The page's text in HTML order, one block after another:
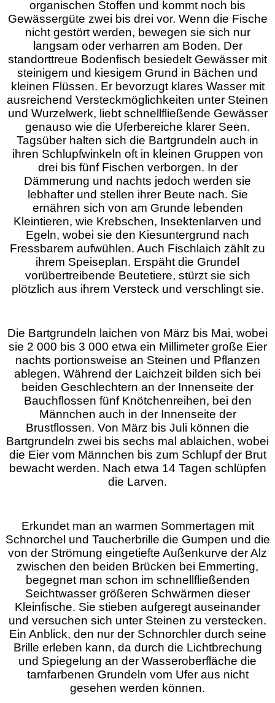
organischen Stoffen und kommt noch bis
Gewässergüte zwei bis drei vor. Wenn die Fische
nicht gestört werden, bewegen sie sich nur
langsam oder verharren am Boden. Der
standorttreue Bodenfisch besiedelt Gewässer mit
steinigem und kiesigem Grund in Bächen und
kleinen Flüssen. Er bevorzugt klares Wasser mit
ausreichend Versteckmöglichkeiten unter Steinen
und Wurzelwerk, liebt schnellfließende Gewässer
genauso wie die Uferbereiche klarer Seen.
Tagsüber halten sich die Bartgrundeln auch in
ihren Schlupfwinkeln oft in kleinen Gruppen von
drei bis fünf Fischen verborgen. In der
Dämmerung und nachts jedoch werden sie
lebhafter und stellen ihrer Beute nach. Sie
ernähren sich von am Grunde lebenden
Kleintieren, wie Krebschen, Insektenlarven und
Egeln, wobei sie den Kiesuntergrund nach
Fressbarem aufwühlen. Auch Fischlaich zählt zu
ihrem Speiseplan. Erspäht die Grundel
vorübertreibende Beutetiere, stürzt sie sich
plötzlich aus ihrem Versteck und verschlingt sie.
Die Bartgrundeln laichen von März bis Mai, wobei
sie 2 000 bis 3 000 etwa ein Millimeter große Eier
nachts portionsweise an Steinen und Pflanzen
ablegen. Während der Laichzeit bilden sich bei
beiden Geschlechtern an der Innenseite der
Bauchflossen fünf Knötchenreihen, bei den
Männchen auch in der Innenseite der
Brustflossen. Von März bis Juli können die
Bartgrundeln zwei bis sechs mal ablaichen, wobei
die Eier vom Männchen bis zum Schlupf der Brut
bewacht werden. Nach etwa 14 Tagen schlüpfen
die Larven.
Erkundet man an warmen Sommertagen mit
Schnorchel und Taucherbrille die Gumpen und die
von der Strömung eingetiefte Außenkurve der Alz
zwischen den beiden Brücken bei Emmerting,
begegnet man schon im schnellfließenden
Seichtwasser größeren Schwärmen dieser
Kleinfische. Sie stieben aufgeregt auseinander
und versuchen sich unter Steinen zu verstecken.
Ein Anblick, den nur der Schnorchler durch seine
Brille erleben kann, da durch die Lichtbrechung
und Spiegelung an der Wasseroberfläche die
tarnfarbenen Grundeln vom Ufer aus nicht
gesehen werden können.